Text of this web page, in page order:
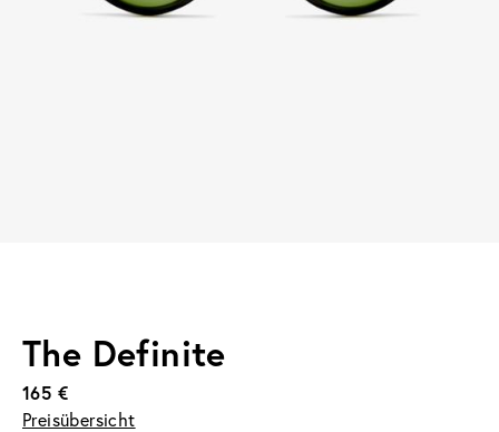
The Definite
165 €
Preisübersicht